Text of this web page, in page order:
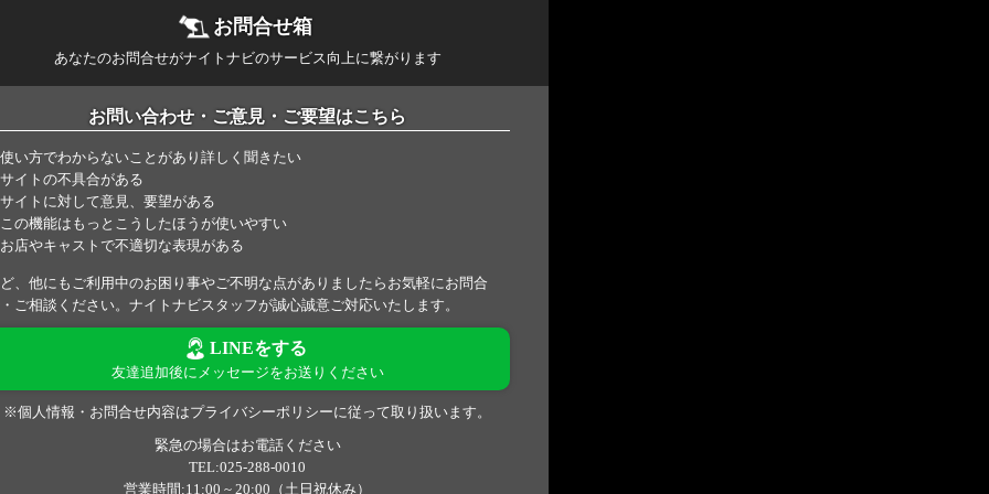
お問合せ箱
あなたのお問合せがナイトナビのサービス向上に繋がります
お問い合わせ・ご意見・ご要望はこちら
使い方でわからないことがあり詳しく聞きたい
サイトの不具合がある
サイトに対して意見、要望がある
この機能はもっとこうしたほうが使いやすい
お店やキャストで不適切な表現がある
、他にもご利用中のお困り事やご不明な点がありましたらお気軽にお問合
ご相談ください。ナイトナビスタッフが誠心誠意ご対応いたします。
LINEをする
友達追加後にメッセージをお送りください
※個人情報・お問合せ内容はプライバシーポリシーに従って取り扱います。
緊急の場合はお電話ください
TEL:025-288-0010
営業時間:11:00 ~ 20:00（土日祝休み）